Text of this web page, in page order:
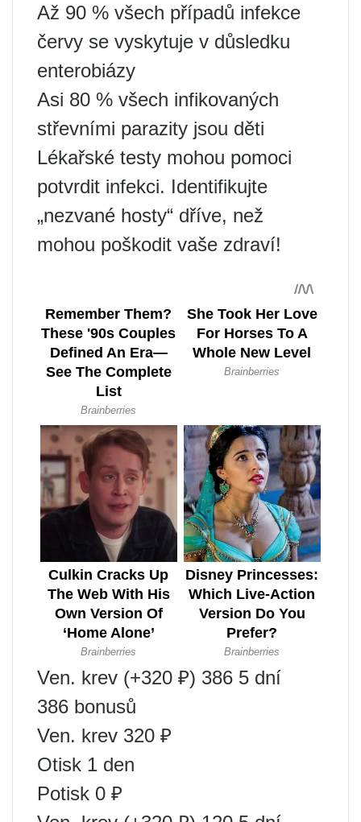
Až 90 % všech případů infekce
červy se vyskytuje v důsledku
enterobiázy
Asi 80 % všech infikovaných
střevními parazity jsou děti
Lékařské testy mohou pomoci
potvrdit infekci. Identifikujte
„nezvané hosty“ dříve, než
mohou poškodit vaše zdraví!
Ven. krev (+320 ₽) 386 5 dní
386 bonusů
Ven. krev 320 ₽
Otisk 1 den
Potisk 0 ₽